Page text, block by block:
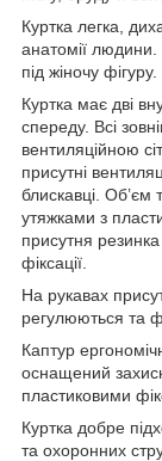
Куртка легка,
анатомії
під жіночу фігуру.
Куртка має дві
спереду. Всі
вентиляційною
присутні
блискавці. Об’єм
утяжками з
присутня
фіксації.
На рукавах
регулюються та
Каптур
оснащений
пластиковими
Куртка добре
та охоронних